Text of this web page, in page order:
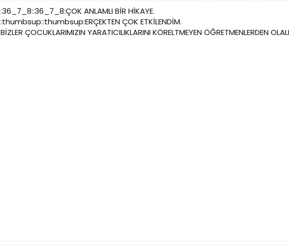
:36_7_8::36_7_8:ÇOK ANLAMLI BİR HİKAYE.
:thumbsup::thumbsup:ERÇEKTEN ÇOK ETKİLENDİM.
BİZLER ÇOCUKLARIMIZIN YARATICILIKLARINI KÖRELTMEYEN ÖĞRETMENLERDEN